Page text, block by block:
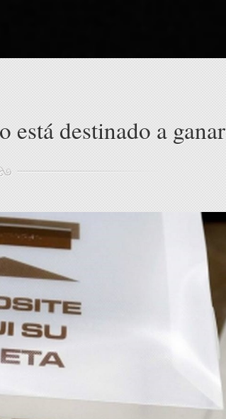
destinado a ganar